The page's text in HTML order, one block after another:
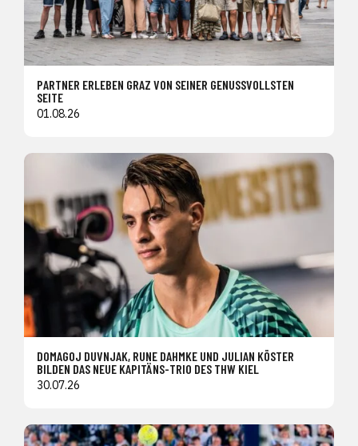
PARTNER ERLEBEN GRAZ VON SEINER GENUSSVOLLSTEN
SEITE
01.08.26
DOMAGOJ DUVNJAK, RUNE DAHMKE UND JULIAN KÖSTER
BILDEN DAS NEUE KAPITÄNS-TRIO DES THW KIEL
30.07.26